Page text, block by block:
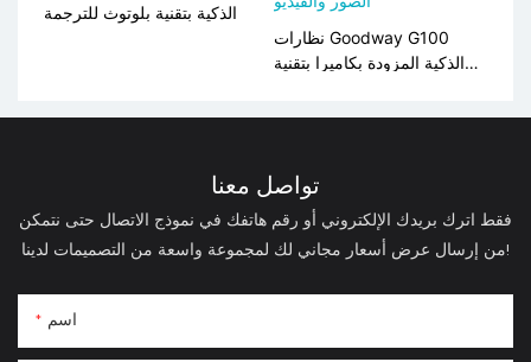
الذكية بتقنية بلوتوث للترجمة
نظارات Goodway G100
الذكية المزودة بكاميرا بتقنية
تواصل معنا
فقط اترك بريدك الإلكتروني أو رقم هاتفك في نموذج الاتصال حتى نتمكن
من إرسال عرض أسعار مجاني لك لمجموعة واسعة من التصميمات لدينا!
اسم